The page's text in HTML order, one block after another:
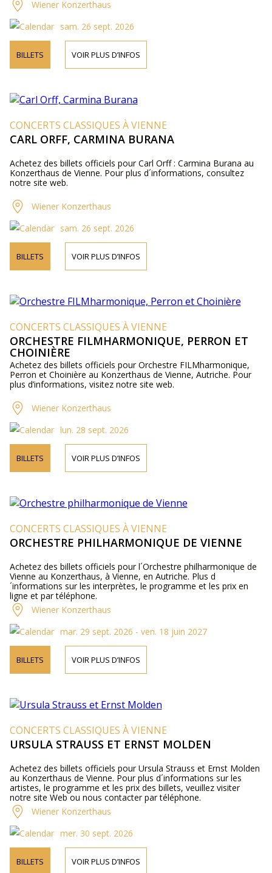
Wiener Konzerthaus
sam. 26 sept. 2026
BILLETS VOIR PLUS D’INFOS
CONCERTS CLASSIQUES À VIENNE
CARL ORFF, CARMINA BURANA
Achetez des billets officiels pour Carl Orff : Carmina Burana au
Konzerthaus de Vienne. Pour plus d´informations, consultez
notre site web.
Wiener Konzerthaus
sam. 26 sept. 2026
BILLETS VOIR PLUS D’INFOS
CONCERTS CLASSIQUES À VIENNE
ORCHESTRE FILMHARMONIQUE, PERRON ET
CHOINIÈRE
Achetez des billets officiels pour Orchestre FILMharmonique,
Perron et Choinière au Konzerthaus de Vienne, Autriche. Pour
plus d’informations, visitez notre site web.
Wiener Konzerthaus
lun. 28 sept. 2026
BILLETS VOIR PLUS D’INFOS
CONCERTS CLASSIQUES À VIENNE
ORCHESTRE PHILHARMONIQUE DE VIENNE
Achetez des billets officiels pour l´Orchestre philharmonique de
Vienne au Konzerthaus, à Vienne, en Autriche. Plus d
´informations sur les interprètes, le programme et les prix en
ligne et par téléphone.
Wiener Konzerthaus
mar. 29 sept. 2026 - ven. 18 juin 2027
BILLETS VOIR PLUS D’INFOS
CONCERTS CLASSIQUES À VIENNE
URSULA STRAUSS ET ERNST MOLDEN
Achetez des billets officiels pour Ursula Strauss et Ernst Molden
au Konzerthaus de Vienne. Pour plus d´informations sur les
artistes, le programme et les prix des billets, veuillez visiter
notre site Web ou nous contacter par téléphone.
Wiener Konzerthaus
mer. 30 sept. 2026
BILLETS VOIR PLUS D’INFOS